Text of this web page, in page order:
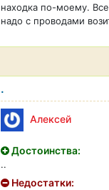
находка по-моему.
надо с проводами
.
Алексей
Достоинства:
..
Недостатки: